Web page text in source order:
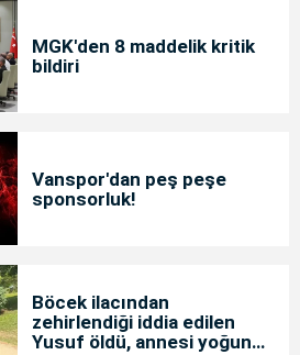
MGK'den 8 maddelik kritik
bildiri
Vanspor'dan peş peşe
sponsorluk!
Böcek ilacından
zehirlendiği iddia edilen
Yusuf öldü, annesi yoğun